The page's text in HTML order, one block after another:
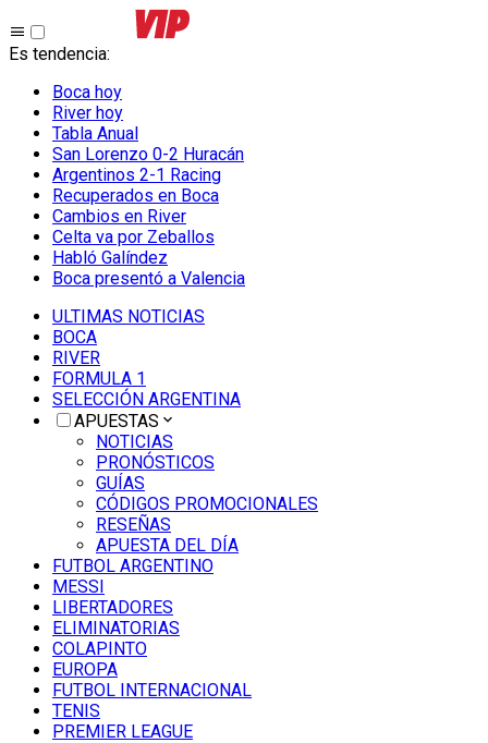
Es tendencia:
Boca hoy
River hoy
Tabla Anual
San Lorenzo 0-2 Huracán
Argentinos 2-1 Racing
Recuperados en Boca
Cambios en River
Celta va por Zeballos
Habló Galíndez
Boca presentó a Valencia
ULTIMAS NOTICIAS
BOCA
RIVER
FORMULA 1
SELECCIÓN ARGENTINA
APUESTAS
NOTICIAS
PRONÓSTICOS
GUÍAS
CÓDIGOS PROMOCIONALES
RESEÑAS
APUESTA DEL DÍA
FUTBOL ARGENTINO
MESSI
LIBERTADORES
ELIMINATORIAS
COLAPINTO
EUROPA
FUTBOL INTERNACIONAL
TENIS
PREMIER LEAGUE